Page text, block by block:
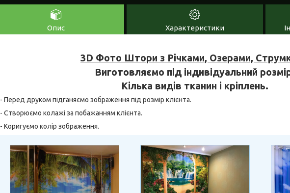
Опис Характеристики
3D Фото Штори з Річками, Озерами,
Виготовляємо під індивідуальний
Кілька видів тканин і кріплень.
- Перед друком підганяємо зображення під розмір клієнта.
- Створюємо колажі за побажанням клієнта.
- Коригуємо колір зображення.